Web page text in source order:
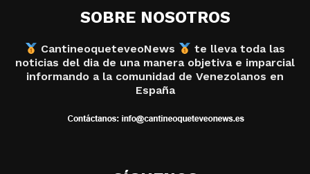
SOBRE NOSOTROS
CantineoqueteveoNews
te lleva toda las
noticias del dia de una manera objetiva e imparcial
informando a la comunidad de Venezolanos en
España